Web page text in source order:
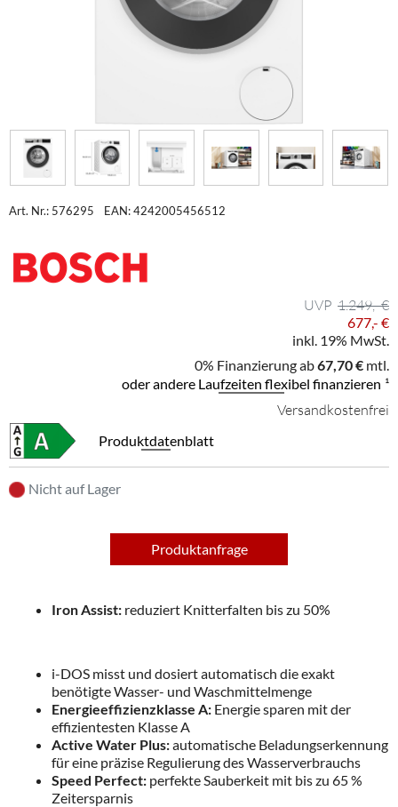
Art. Nr.: 576295 EAN: 4242005456512
1.249,- €
677,- €
inkl. 19% MwSt.
0% Finanzierung ab67,70 € mtl.
oder andere Laufzeiten flexibel finanzieren ¹
Versandkostenfrei
Produktdatenblatt
Nicht auf Lager
Produktanfrage
Iron Assist: reduziert Knitterfalten bis zu 50%
i-DOS misst und dosiert automatisch die exakt
benötigte Wasser- und Waschmittelmenge
Energieeffizienzklasse A: Energie sparen mit der
effizientesten Klasse A
Active Water Plus:automatische Beladungserkennung
für eine präzise Regulierung des Wasserverbrauchs
Speed Perfect: perfekte Sauberkeit mit bis zu 65 %
Zeitersparnis